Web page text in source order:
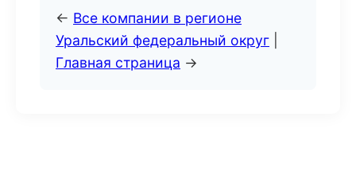
← Все компании в регионе
Уральский федеральный округ
Главная страница →